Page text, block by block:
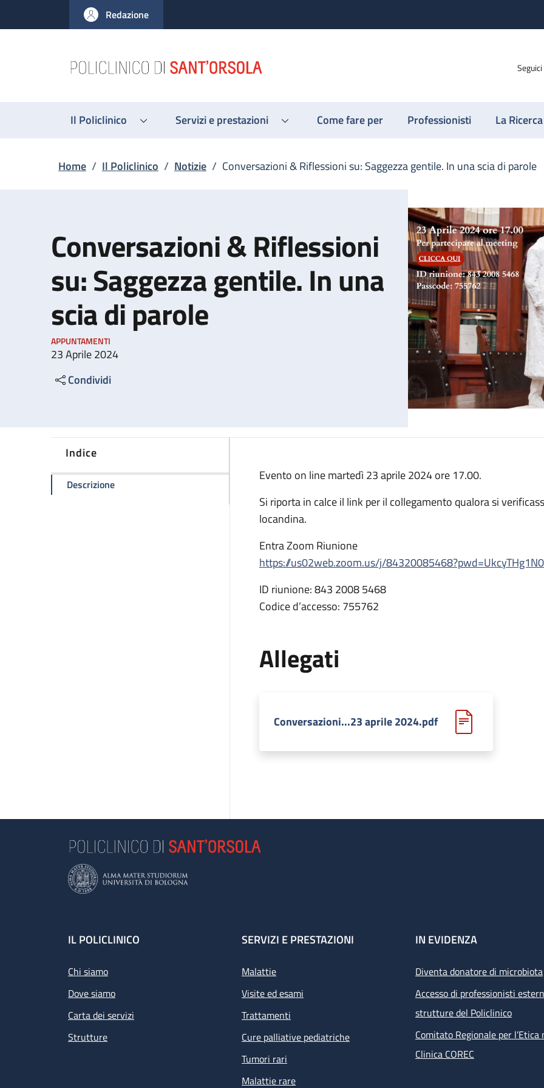
al contenuto principale
to footer content
Redazione
Seguici
Il Policlinico Servizi e prestazioni Come fare per Professionisti La Ricerca
Briciole di pane
Home / Il Policlinico / Notizie / Conversazioni & Riflessioni su: Saggezza gentile. In una scia di parole
Conversazioni & Riflessioni
su: Saggezza gentile. In una
scia di parole
APPUNTAMENTI
23 Aprile 2024
Condividi
Indice
Descrizionedella pagina Conversazioni & Riflessioni su: Saggezza gentile. In una scia di parole
Evento on line martedì 23 aprile 2024 ore 17.00.
Si riporta in calce il link per il collegamento qualora si
locandina.
Entra Zoom Riunione
https://us02web.zoom.us/j/
ID riunione: 843 2008 5468
Codice d’accesso: 755762
Allegati
Conversazioni...23 aprile 2024.pdf
Footer
IL POLICLINICO
Chi siamo
Dove siamo
Carta dei servizi
Strutture
SERVIZI E PRESTAZIONI
Malattie
Visite ed esami
Trattamenti
Cure palliative pediatriche
Tumori rari
Malattie rare
IN EVIDENZA
Diventa donatore di microbiota
Accesso di professionisti
strutture del Policlinico
Comitato Regionale per l’Etica
Clinica COREC